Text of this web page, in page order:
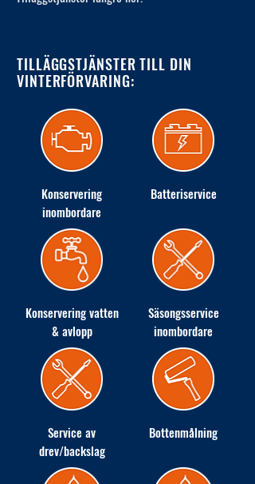
TILLÄGGSTJÄNSTER TILL DIN
VINTERFÖRVARING:
Konservering
inombordare
Batteriservice
Konservering vatten
& avlopp
Säsongsservice
inombordare
Service av
drev/backslag
Bottenmålning